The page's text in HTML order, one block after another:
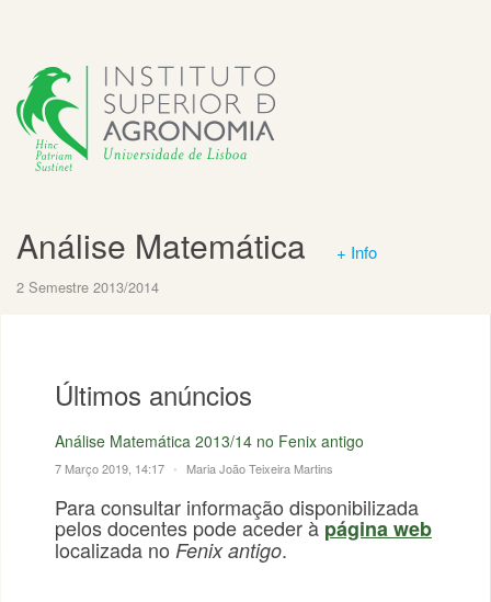
Análise Matemática + Info
2 Semestre 2013/2014
Últimos anúncios
Análise Matemática 2013/14 no Fenix antigo
7 Março 2019, 14:17 • Maria João Teixeira Martins
Para consultar informação disponibilizada
pelos docentes pode aceder à página web
localizada no Fenix antigo.